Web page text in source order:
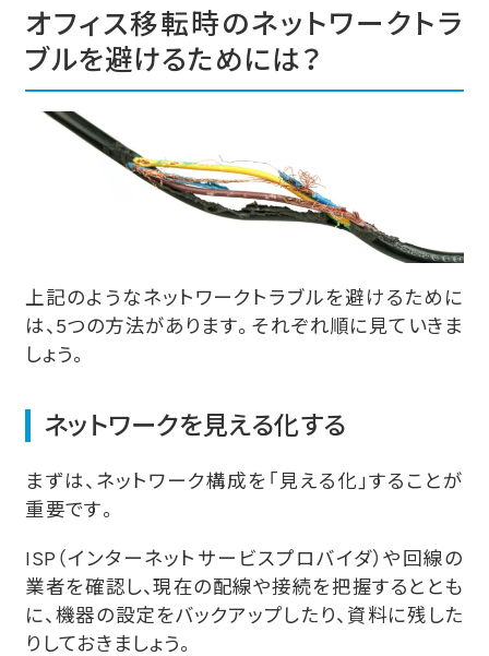
オフィス移転時のネットワークトラ
ブルを避けるためには？
上記のようなネットワークトラブルを避けるために
は、5つの方法があります。それぞれ順に見ていきま
しょう。
ネットワークを見える化する
まずは、ネットワーク構成を「見える化」することが
重要です。
ISP（インターネットサービスプロバイダ）や回線の
業者を確認し、現在の配線や接続を把握するととも
に、機器の設定をバックアップしたり、資料に残した
りしておきましょう。